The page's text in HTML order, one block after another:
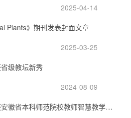
2025-04-14
Plants》期刊发表封面文章
2025-03-25
级教坛新秀
2024-08-09
建筑学院马露老师荣获安徽省本科师范院校教师智慧教学大赛一等奖